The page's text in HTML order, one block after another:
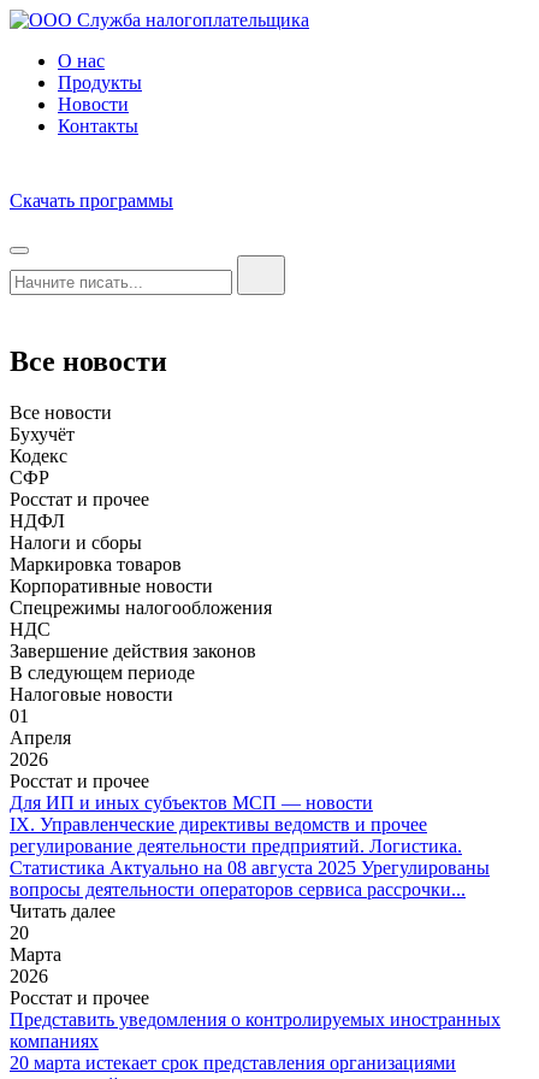
О нас
Продукты
Новости
Контакты
Скачать программы
Все новости
Все новости
Бухучёт
Кодекс
СФР
Росстат и прочее
НДФЛ
Налоги и сборы
Маркировка товаров
Корпоративные новости
Спецрежимы налогообложения
НДС
Завершение действия законов
В следующем периоде
Налоговые новости
01
Апреля
2026
Росстат и прочее
Для ИП и иных субъектов МСП — новости
IX. Управленческие директивы ведомств и прочее
регулирование деятельности предприятий. Логистика.
Статистика Актуально на 08 августа 2025 Урегулированы
вопросы деятельности операторов сервиса рассрочки...
Читать далее
20
Марта
2026
Росстат и прочее
Представить уведомления о контролируемых иностранных
компаниях
20 марта истекает срок представления организациями